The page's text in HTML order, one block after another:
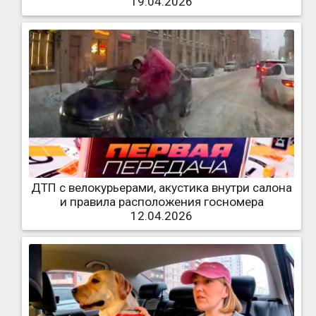
ДТП с велокурьерами, акустика внутри салона
и правила расположения госномера
12.04.2026